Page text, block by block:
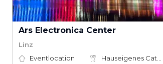
Ars Electronica Center
Linz
Eventlocation